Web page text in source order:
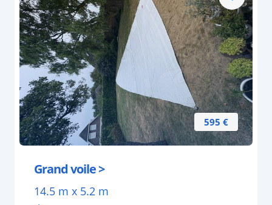
595 €
Grand voile >
14.5 m x 5.2 m